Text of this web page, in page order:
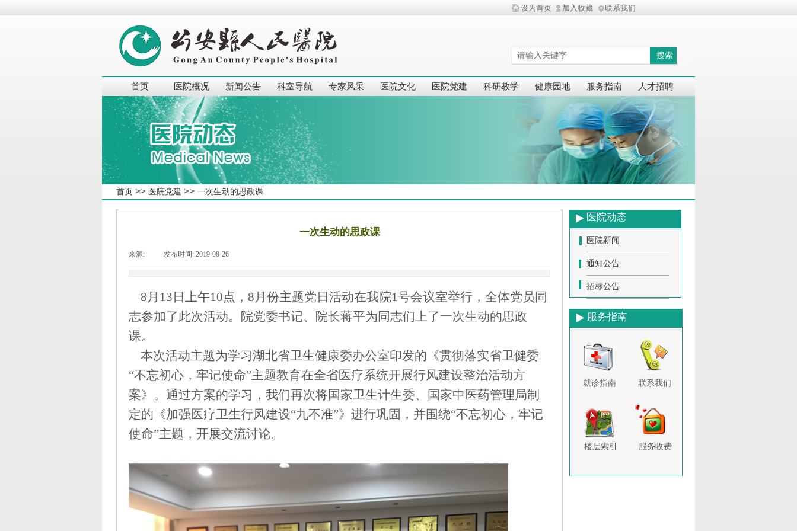
设为首页 加入收藏 联系我们
搜索
首页 医院概况 新闻公告 科室导航 专家风采 医院文化 医院党建 科研教学 健康园地 服务指南 人才招聘
首页 >> 医院党建 >> 一次生动的思政课
一次生动的思政课
来源: 发布时间: 2019-08-26
8月13日上午10点，8月份主题党日活动在我院1号会议室举行，全体党员同
志参加了此次活动。院党委书记、院长蒋平为同志们上了一次生动的思政
课。
本次活动主题为学习湖北省卫生健康委办公室印发的《贯彻落实省卫健委
“不忘初心，牢记使命”主题教育在全省医疗系统开展行风建设整治活动方
案》 。 通过方案的学习，我们再次将国家卫生计生委、国家中医药管理局制
定的《加强医疗卫生行风建设“九不准”》进行巩固， 并围绕“不忘初心，牢记
使命”主题，开展交流讨论。
医院动态
医院新闻
通知公告
招标公告
服务指南
联系我们
就诊指南
楼层索引 服务收费